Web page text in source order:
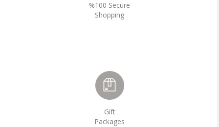
%100 Secure
Shopping
Gift
Packages